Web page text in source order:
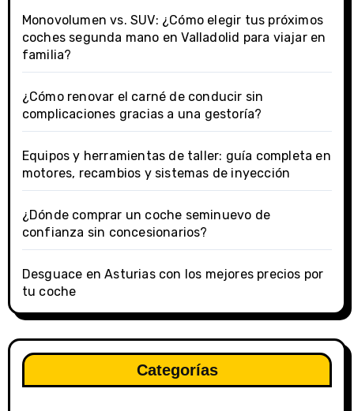
Monovolumen vs. SUV: ¿Cómo elegir tus próximos
coches segunda mano en Valladolid para viajar en
familia?
¿Cómo renovar el carné de conducir sin
complicaciones gracias a una gestoría?
Equipos y herramientas de taller: guía completa en
motores, recambios y sistemas de inyección
¿Dónde comprar un coche seminuevo de
confianza sin concesionarios?
Desguace en Asturias con los mejores precios por
tu coche
Categorías